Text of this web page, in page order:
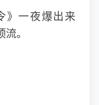
》一夜爆出来
。